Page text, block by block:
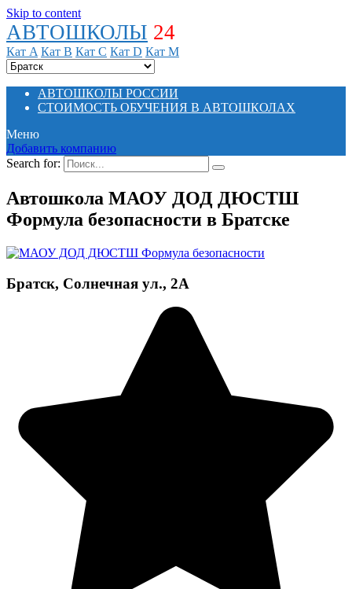
Skip to content
АВТОШКОЛЫ 24
Кат A Кат B Кат C Кат D Кат M
АВТОШКОЛЫ РОССИИ
СТОИМОСТЬ ОБУЧЕНИЯ В АВТОШКОЛАХ
Меню
Добавить компанию
Search for:
Автошкола МАОУ ДОД ДЮСТШ
Формула безопасности в Братске
Братск, Солнечная ул., 2А